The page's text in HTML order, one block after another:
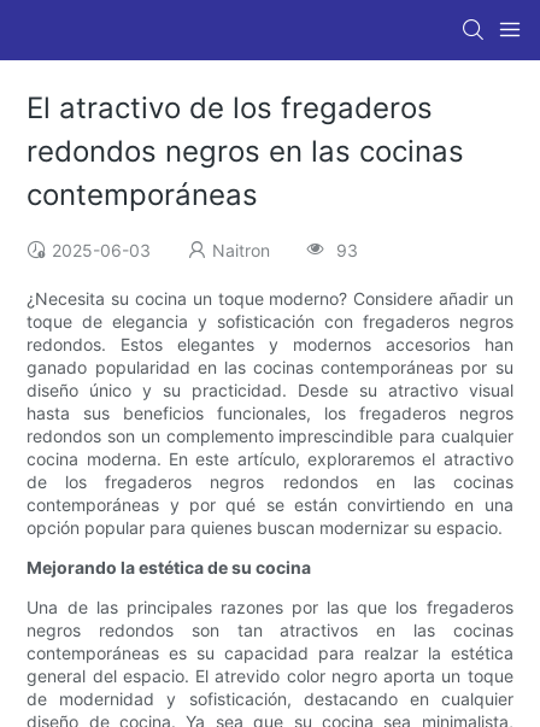
El atractivo de los fregaderos
redondos negros en las cocinas
contemporáneas
2025-06-03 Naitron 93
¿Necesita su cocina un toque moderno? Considere añadir un
toque de elegancia y sofisticación con fregaderos negros
redondos. Estos elegantes y modernos accesorios han
ganado popularidad en las cocinas contemporáneas por su
diseño único y su practicidad. Desde su atractivo visual
hasta sus beneficios funcionales, los fregaderos negros
redondos son un complemento imprescindible para cualquier
cocina moderna. En este artículo, exploraremos el atractivo
de los fregaderos negros redondos en las cocinas
contemporáneas y por qué se están convirtiendo en una
opción popular para quienes buscan modernizar su espacio.
Mejorando la estética de su cocina
Una de las principales razones por las que los fregaderos
negros redondos son tan atractivos en las cocinas
contemporáneas es su capacidad para realzar la estética
general del espacio. El atrevido color negro aporta un toque
de modernidad y sofisticación, destacando en cualquier
diseño de cocina. Ya sea que su cocina sea minimalista,